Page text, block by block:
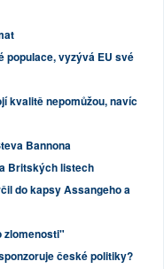
populace, vyzývá EU své
kvalitě nepomůžou, navíc
Bannona
Britských listech
do kapsy Assangeho a
zlomenosti"
české politiky?